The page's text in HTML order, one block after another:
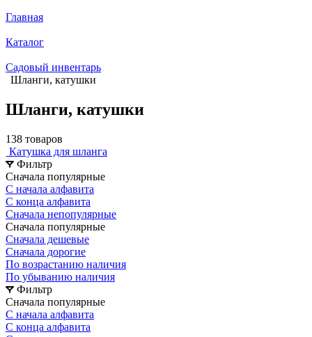
Главная
Каталог
Садовый инвентарь
Шланги, катушки
Шланги, катушки
138 товаров
Катушка для шланга
Фильтр
Сначала популярные
С начала алфавита
С конца алфавита
Сначала непопулярные
Сначала популярные
Сначала дешевые
Сначала дорогие
По возрастанию наличия
По убыванию наличия
Фильтр
Сначала популярные
С начала алфавита
С конца алфавита